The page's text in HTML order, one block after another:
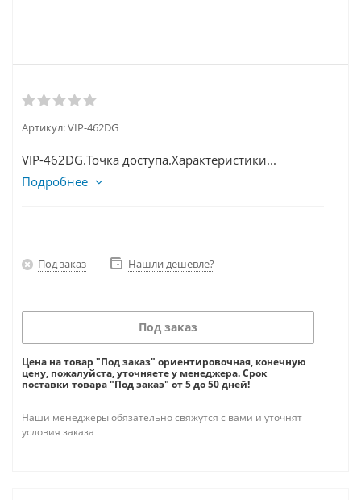
Артикул:VIP-462DG
VIP-462DG.Точка доступа.Характеристики...
Подробнее
Под заказ Нашли дешевле?
Под заказ
Цена на товар "Под заказ" ориентировочная, конечную
цену, пожалуйста, уточняете у менеджера. Срок
поставки товара "Под заказ" от 5 до 50 дней!
Наши менеджеры обязательно свяжутся с вами и уточнят
условия заказа